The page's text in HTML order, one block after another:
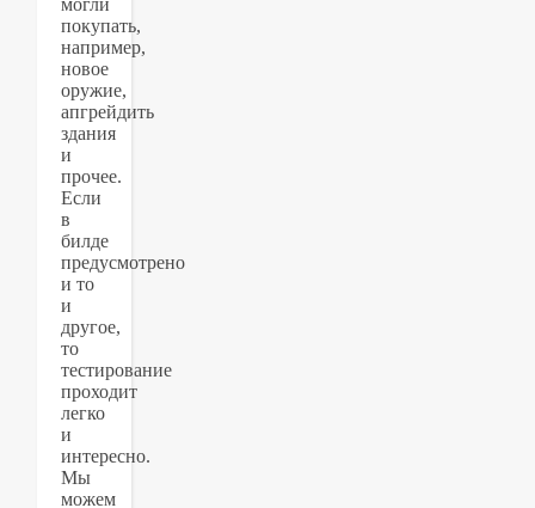
могли
покупать,
например,
новое
оружие,
апгрейдить
здания
и
прочее.
Если
в
билде
предусмотрено
и то
и
другое,
то
тестирование
проходит
легко
и
интересно.
Мы
можем